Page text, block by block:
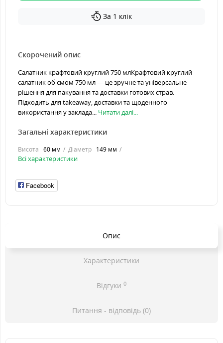
За 1 клік
Скорочений опис
Салатник крафтовий круглий 750 млКрафтовий круглий
салатник об’ємом 750 мл — це зручне та універсальне
рішення для пакування та доставки готових страв.
Підходить для takeaway, доставки та щоденного
використання у заклада... Читати далі...
Загальні характеристики
Висота 60 мм Діаметр 149 мм
Всі характеристики
Facebook
Опис
Характеристики
Відгуки 0
Питання - відповідь (0)